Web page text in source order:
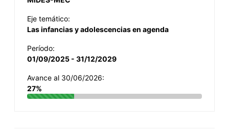
Eje temático:
Las infancias y adolescencias en agenda
Período:
01/09/2025 - 31/12/2029
Avance al 30/06/2026:
27%